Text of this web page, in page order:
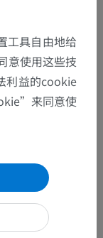
工具自由地给
意使用这些技
利益的cookie
来同意使